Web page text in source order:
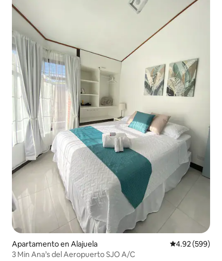
Apartamento en Alajuela Calificación
4.92 (599)
3 Min Ana’s del Aeropuerto SJO A/C